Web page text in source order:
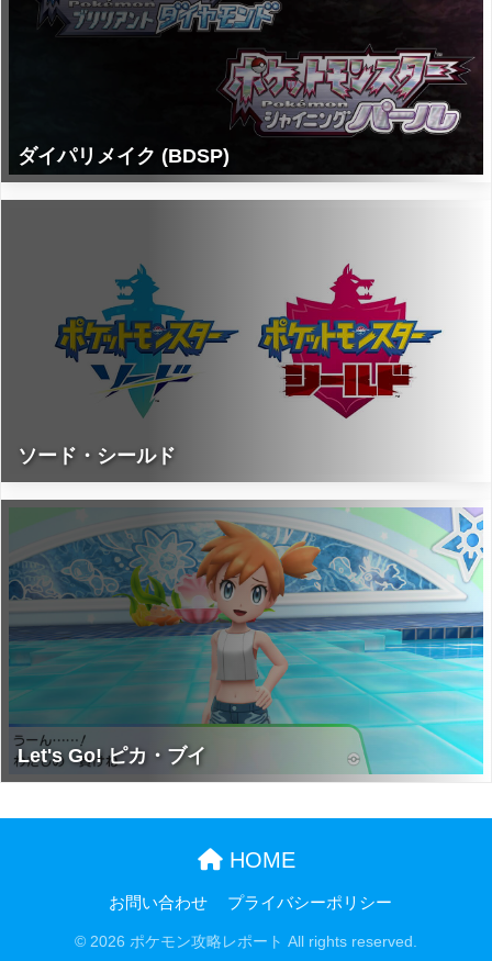
ダイパリメイク (BDSP)
ソード・シールド
Let's Go! ピカ・ブイ
HOME
お問い合わせ プライバシーポリシー
© 2026 ポケモン攻略レポート All rights reserved.